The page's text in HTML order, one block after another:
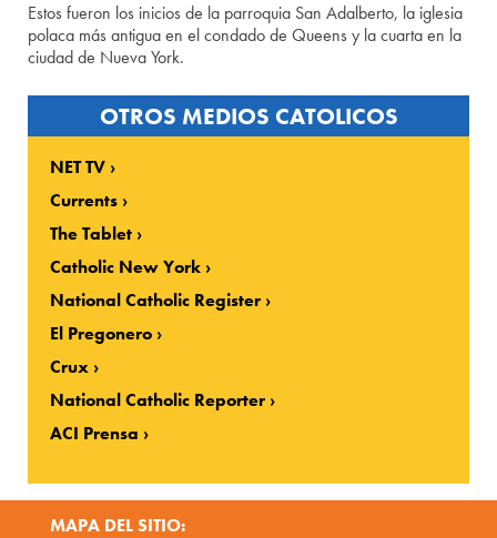
Estos fueron los inicios de la parroquia San Adalberto, la iglesia
polaca más antigua en el condado de Queens y la cuarta en la
ciudad de Nueva York.
OTROS MEDIOS CATOLICOS
NET TV
Currents
The Tablet
Catholic New York
National Catholic Register
El Pregonero
Crux
National Catholic Reporter
ACI Prensa
MAPA DEL SITIO: